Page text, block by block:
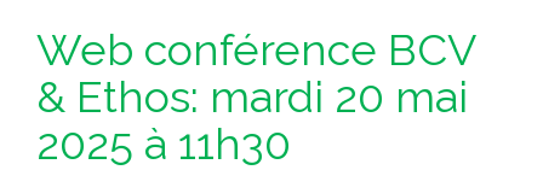
Web conférence BCV
& Ethos: mardi 20 mai
2025 à 11h30